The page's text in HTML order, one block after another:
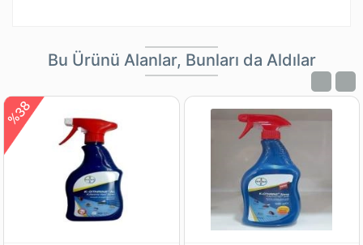
Bu Ürünü Alanlar, Bunları da Aldılar
%38